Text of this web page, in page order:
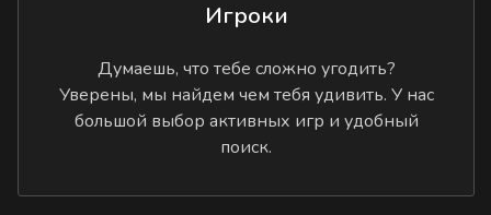
Игроки
Думаешь, что тебе сложно угодить?
Уверены, мы найдем чем тебя удивить. У нас
большой выбор активных игр и удобный
поиск.